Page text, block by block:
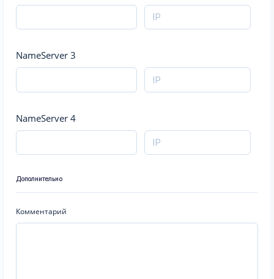
NameServer 3
NameServer 4
Дополнительно
Комментарий